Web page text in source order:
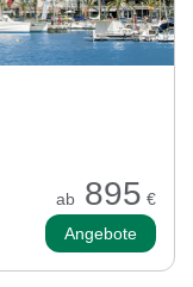
ab 895 €
Angebote